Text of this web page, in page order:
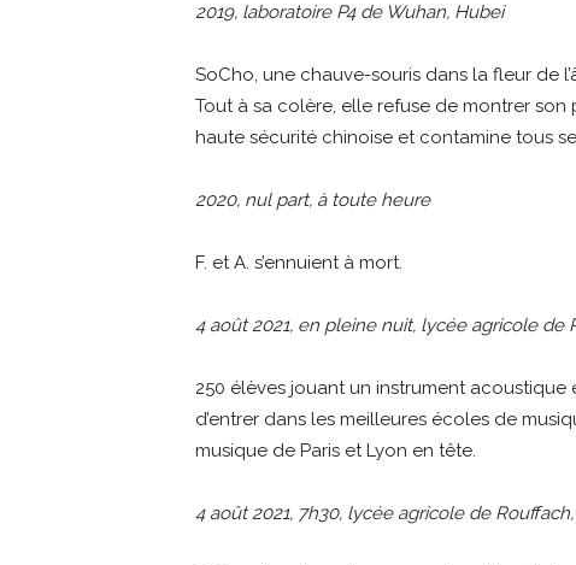
2019, laboratoire P4 de Wuhan, Hubei
SoCho, une chauve-souris dans la fleur de
Tout à sa colère, elle refuse de montrer
haute sécurité chinoise et contamine tous
2020, nul part, à toute heure
F. et A. s’ennuient à mort.
4 août 2021, en pleine nuit, lycée agricole de
250 élèves jouant un instrument
d’entrer dans les meilleures écoles de
musique de Paris et Lyon en tête.
4 août 2021, 7h30, lycée agricole de